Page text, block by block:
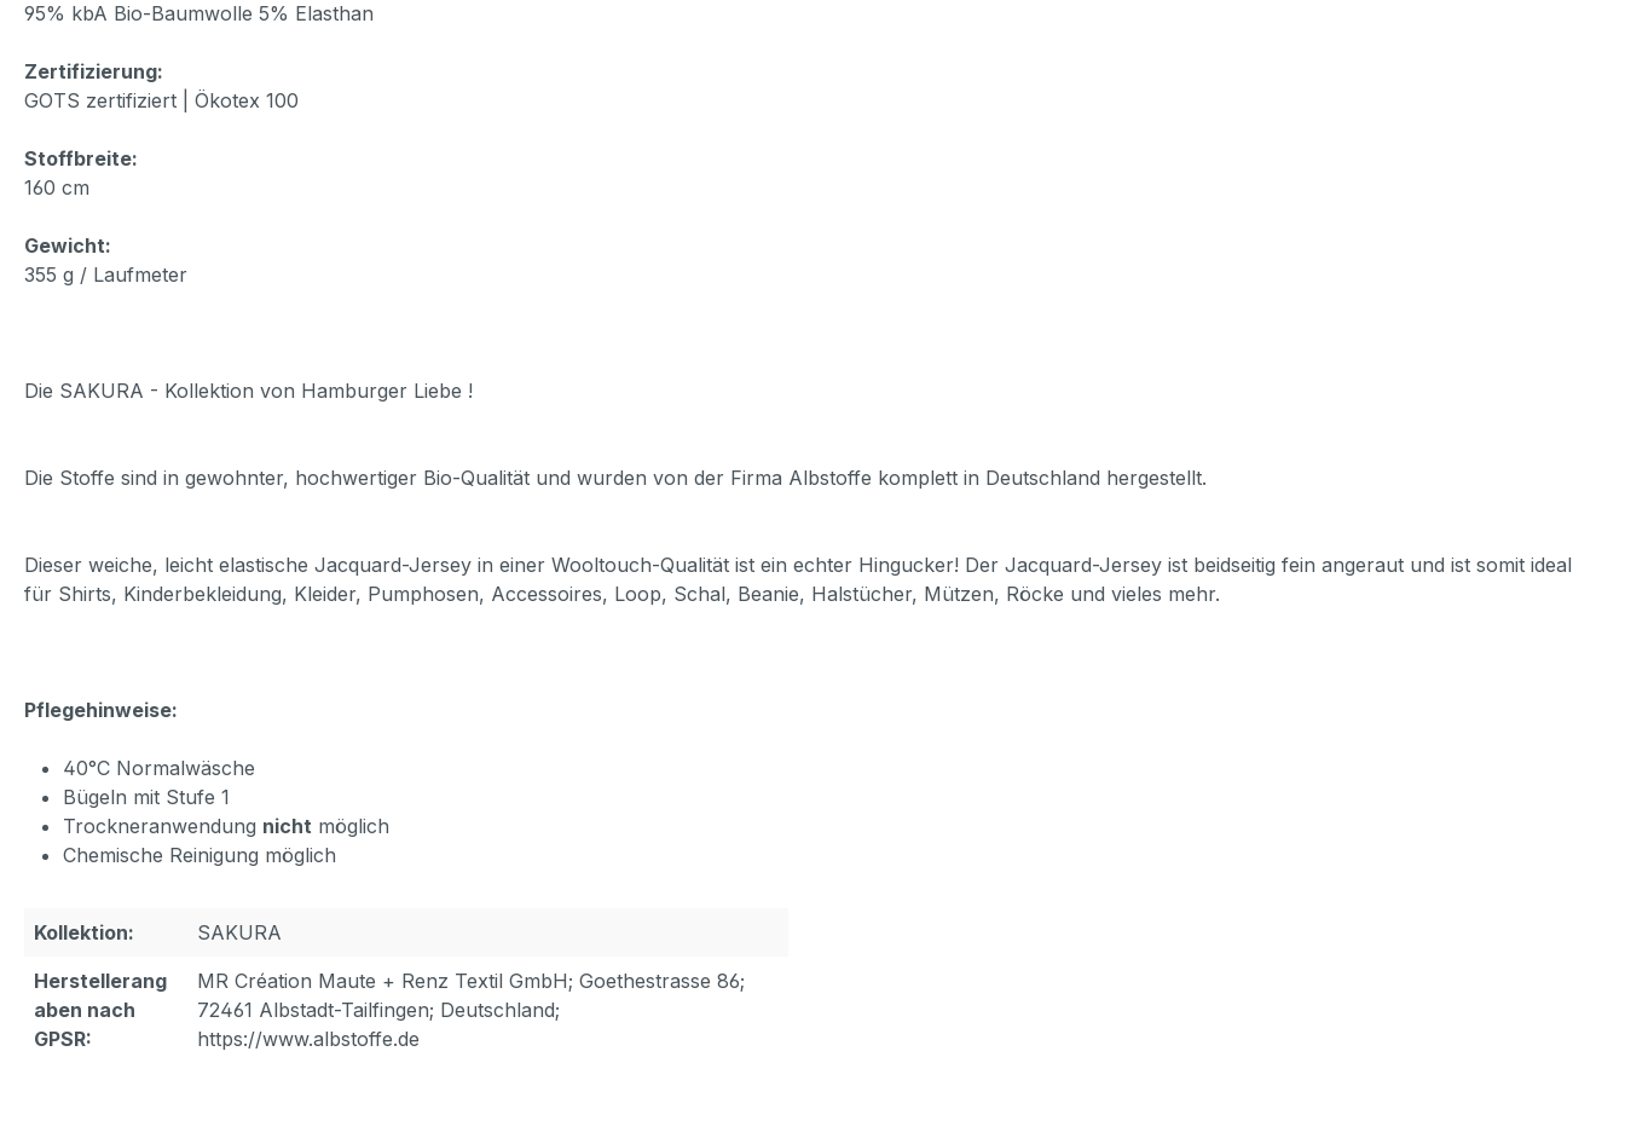
95% kbA Bio-Baumwolle 5% Elasthan
Zertifizierung:
GOTS zertifiziert | Ökotex 100
Stoffbreite:
160 cm
Gewicht:
355 g / Laufmeter
Die SAKURA - Kollektion von Hamburger Liebe !
Die Stoffe sind in gewohnter, hochwertiger Bio-Qualität und wurden von der Firma Albstoffe komplett in Deutschland hergestellt.
Dieser weiche, leicht elastische Jacquard-Jersey in einer Wooltouch-Qualität ist ein echter Hingucker! Der Jacquard-Jersey ist beidseitig fein angeraut und ist somit ideal
für Shirts, Kinderbekleidung, Kleider, Pumphosen, Accessoires, Loop, Schal, Beanie, Halstücher, Mützen, Röcke und vieles mehr.
Pflegehinweise:
40°C Normalwäsche
Bügeln mit Stufe 1
Trockneranwendung nicht möglich
Chemische Reinigung möglich
Kollektion:
SAKURA
Herstellerang
aben nach
GPSR:
MR Création Maute + Renz Textil GmbH; Goethestrasse 86;
72461 Albstadt-Tailfingen; Deutschland;
https://www.albstoffe.de